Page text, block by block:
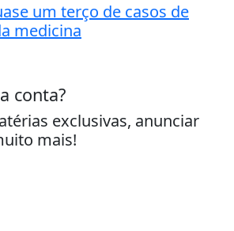
um terço de casos de
medicina
conta?
exclusivas, anunciar
mais!